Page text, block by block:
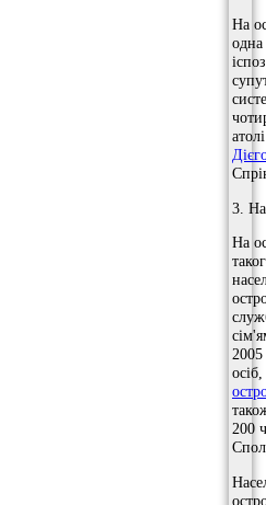
На
одна
3.
На
2005
200